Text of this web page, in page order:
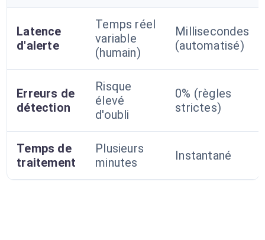
Latence
d'alerte
Temps réel
variable
(humain)
Millisecondes
(automatisé)
Erreurs de
détection
Risque
élevé
d'oubli
0% (règles
strictes)
Temps de
traitement
Plusieurs
minutes
Instantané